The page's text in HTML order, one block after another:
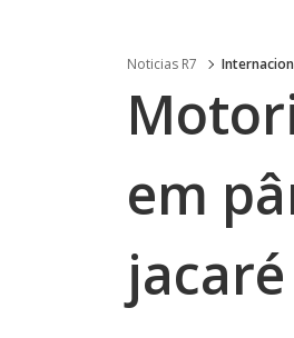
Noticias R7
em